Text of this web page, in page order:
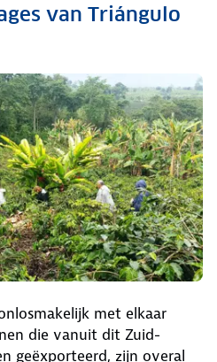
van Triángulo
met elkaar
die vanuit dit Zuid-
geëxporteerd, zijn overal